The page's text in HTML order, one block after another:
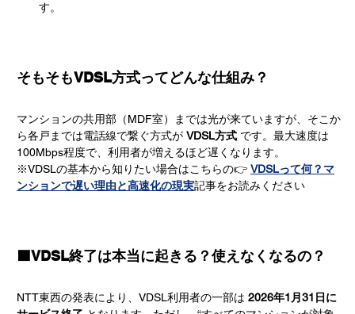
す。
そもそもVDSL方式ってどんな仕組み？
マンションの共用部（MDF室）までは光が来ていますが、そこか
ら各戸までは電話線で繋ぐ方式が VDSL方式 です。最大速度は
100Mbps程度で、利用者が増えるほど遅くなります。
※VDSLの基本から知りたい場合はこちらの👉 VDSLって何？マ
ンションで遅い理由と高速化の現実記事をお読みください
🟩VDSL終了は本当に起きる？使えなくなるの？
NTT東西の発表により、VDSL利用者の一部は 2026年1月31日に